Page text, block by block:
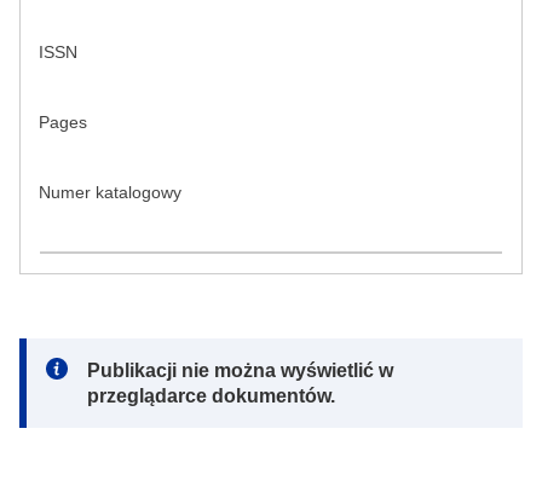
ISSN
Pages
Numer katalogowy
Note:
Publikacji nie można wyświetlić w
przeglądarce dokumentów.